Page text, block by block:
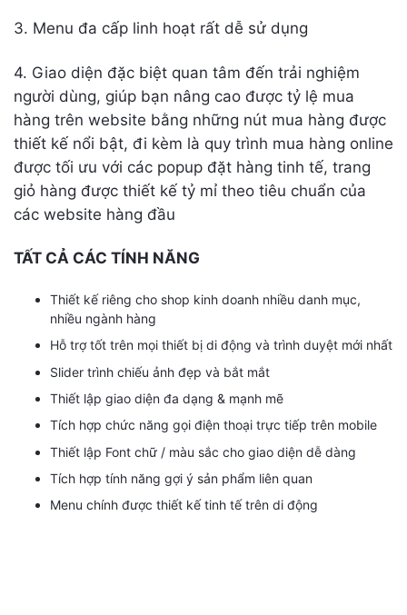
3. Menu đa cấp linh hoạt rất dễ sử dụng
4. Giao diện đặc biệt quan tâm đến trải nghiệm
người dùng, giúp bạn nâng cao được tỷ lệ mua
hàng trên website bằng những nút mua hàng được
thiết kế nổi bật, đi kèm là quy trình mua hàng online
được tối ưu với các popup đặt hàng tinh tế, trang
giỏ hàng được thiết kế tỷ mỉ theo tiêu chuẩn của
các website hàng đầu
TẤT CẢ CÁC TÍNH NĂNG
Thiết kế riêng cho shop kinh doanh nhiều danh mục,
nhiều ngành hàng
Hỗ trợ tốt trên mọi thiết bị di động và trình duyệt mới nhất
Slider trình chiếu ảnh đẹp và bắt mắt
Thiết lập giao diện đa dạng & mạnh mẽ
Tích hợp chức năng gọi điện thoại trực tiếp trên mobile
Thiết lập Font chữ / màu sắc cho giao diện dễ dàng
Tích hợp tính năng gợi ý sản phẩm liên quan
Menu chính được thiết kế tinh tế trên di động